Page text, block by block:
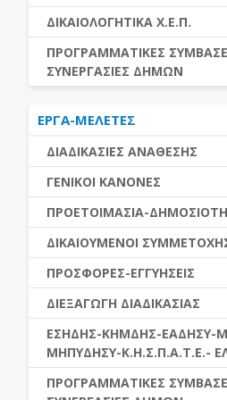
ΕΚΤΕΛΕΣΗ ΥΠΗΡΕΣΙΩΝ
ΕΚΤΕΛΕΣΗ ΠΡΟΜΗΘΕΙΩΝ
ΕΑΑΔΗΣΥ
ΕΑΔΗΣΥ
ΕΛ.ΣΥΝΕΔΡΙΟ
ΕΣΗΔΗΣ
ΔΙΚΑΙΟΛΟΓΗΤΙΚΑ Χ.Ε.Π.
ΔΙΚΑΙΟΛΟΓΗΤΙΚΑ Χ.Ε.Π.
ΠΡΟΓΡΑΜΜΑΤΙΚΕΣ
ΣΥΝΕΡΓΑΣΙΕΣ ΔΗΜΩΝ
ΔΙΕΘΝΕΣ ΚΑΙ ΕΥΡΩΠΑΙΚΟ
ΠΡΟΓΡΑΜΜΑΤΙΚΕΣ
ΕΡΓΑ-ΜΕΛΕΤΕΣ
ΔΙΑΔΙΚΑΣΙΕΣ ΑΝΑΘΕΣΗΣ
ΔΙΑΔΙΚΑΣΙΕΣ ΑΝΑΘΕΣΗΣ
ΣΥΓΚΕΝΤΡΩΤΙΚΕΣ
ΑΝΑΘΕΣΗΣ
ΠΙΝΑΚΕΣ ΔΗΜΟΣΝΕΤ
ΓΕΝΙΚΟΙ ΚΑΝΟΝΕΣ
ΠΕΔΙΟ ΕΦΑΡΜΟΓΗΣ-ΕΝΑΡΞΗ
ΗΛΕΚΤΡΟΝΙΚΑ ΜΕΣΑ
ΓΕΝΙΚΕΣ ΑΡΧΕΣ ΚΑΙ
ΑΞΙΑ ΣΥΜΒΑΣΗΣ
ΕΙΔΗ ΣΥΜΒΑΣΕΩΝ
ΔΙΑΦΟΡΑ
ΠΡΟΕΤΟΙΜΑΣΙΑ-
ΓΝΩΜΟΔΟΤΙΚΑ ΟΡΓΑΝΑ-
ΠΡΟΕΤΟΙΜΑΣΙΑ
ΕΓΓΡΑΦΑ ΤΗΣ ΣΥΜΒΑΣΗΣ
ΔΗΜΟΣΙΕΥΣΕΙΣ
ΕΝΑΡΞΗ-ΠΡΟΘΕΣΜΙΕΣ
ΔΙΚΑΙΟΥΜΕΝΟΙ
ΔΙΚΑΙΟΥΜΕΝΟΙ
ΚΡΙΤΗΡΙΑ ΕΠΙΛΟΓΗΣ
ΛΟΓΟΙ ΑΠΟΚΛΕΙΣΜΟΥ
ΔΙΚΑΙΟΛΟΓΗΤΙΚΑ ΛΟΓΩΝ
ΑΠΟΚΛΕΙΣΜΟΥ &
ΕΠΙΛΟΓΗΣ
ΕΕΕΣ
ΠΡΟΣΦΟΡΕΣ-ΕΓΓΥΗΣΕΙΣ
ΕΓΓΥΗΣΕΙΣ
ΠΡΟΣΦΟΡΕΣ
ΔΙΕΞΑΓΩΓΗ ΔΙΑΔΙΚΑΣΙΑΣ
ΑΞΙΟΛΟΓΗΣΗ ΚΑΙ ΑΝΑΘΕΣΗ
ΑΠΟΤΕΛΕΣΜΑ ΔΙΑΔΙΚΑΣΙΑΣ
ΠΡΟΣΦΥΓΕΣ-ΕΝΣΤΑΣΕΙΣ
ΕΣΗΔΗΣ-ΚΗΜΔΗΣ-ΕΑΔΗΣΥ-
ΜΗΠΥΔΗΣΥ-Κ.Η.Σ.Π.Α.Τ.Ε.-
ΕΑΑΔΗΣΥ
ΠΡΟΓΡΑΜΜΑΤΙΚΕΣ